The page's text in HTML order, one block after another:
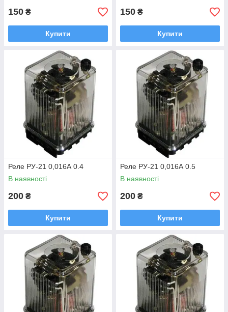
150 ₴
Купити
150 ₴
Купити
Реле РУ-21 0,016А 0.4
В наявності
200 ₴
Купити
Реле РУ-21 0,016А 0.5
В наявності
200 ₴
Купити